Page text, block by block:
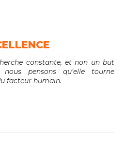
constante, et non un but
pensons qu’elle tourne
facteur humain.